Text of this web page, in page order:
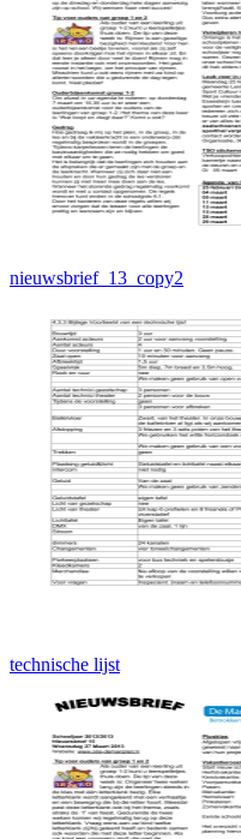
nieuwsbrief_13_copy2
technische lijst